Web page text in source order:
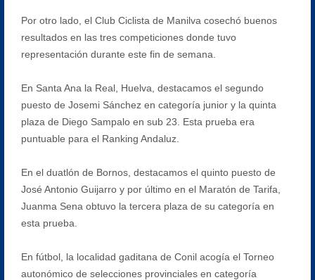
Por otro lado, el Club Ciclista de Manilva cosechó buenos
resultados en las tres competiciones donde tuvo
representación durante este fin de semana.
En Santa Ana la Real, Huelva, destacamos el segundo
puesto de Josemi Sánchez en categoría junior y la quinta
plaza de Diego Sampalo en sub 23. Esta prueba era
puntuable para el Ranking Andaluz.
En el duatlón de Bornos, destacamos el quinto puesto de
José Antonio Guijarro y por último en el Maratón de Tarifa,
Juanma Sena obtuvo la tercera plaza de su categoría en
esta prueba.
En fútbol, la localidad gaditana de Conil acogía el Torneo
autonómico de selecciones provinciales en categoría